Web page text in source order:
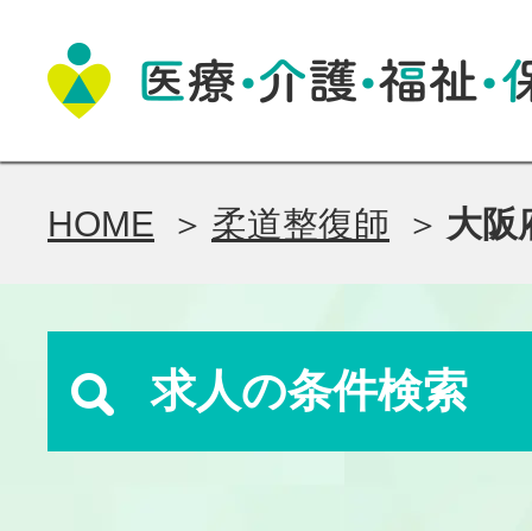
HOME 柔道整復師 大阪
求人の条件検索